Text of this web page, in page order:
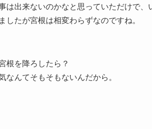
は出来ないのかなと思っていただけで
したが宮根は相変わらずなのですね。
根を降ろしたら？
なんてそもそもないんだから。